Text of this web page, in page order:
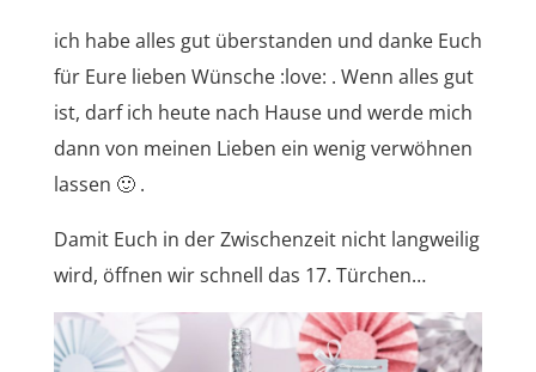
ich habe alles gut überstanden und danke Euch
für Eure lieben Wünsche :love: . Wenn alles gut
ist, darf ich heute nach Hause und werde mich
dann von meinen Lieben ein wenig verwöhnen
lassen 🙂 .
Damit Euch in der Zwischenzeit nicht langweilig
wird, öffnen wir schnell das 17. Türchen…